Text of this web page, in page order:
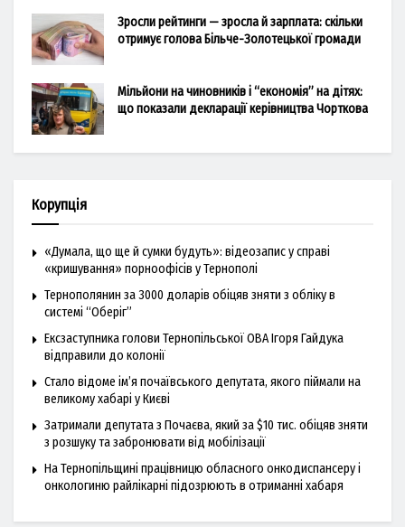
Зросли рейтинги — зросла й зарплата: скільки
отримує голова Більче-Золотецької громади
Мільйони на чиновників і “економія” на дітях:
що показали декларації керівництва Чорткова
Корупція
«Думала, що ще й сумки будуть»: відеозапис у справі
«кришування» порноофісів у Тернополі
Тернополянин за 3000 доларів обіцяв зняти з обліку в
системі “Оберіг”
Ексзаступника голови Тернопільської ОВА Ігоря Гайдука
відправили до колонії
Стало відоме ім’я почаївського депутата, якого піймали на
великому хабарі у Києві
Затримали депутата з Почаєва, який за $10 тис. обіцяв зняти
з розшуку та забронювати від мобілізації
На Тернопільщині працівницю обласного онкодиспансеру і
онкологиню райлікарні підозрюють в отриманні хабаря